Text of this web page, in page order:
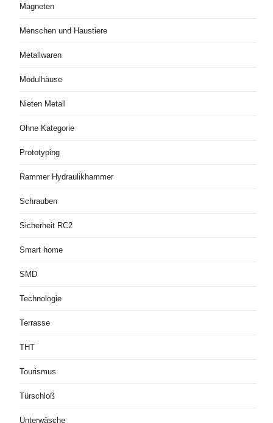
Magneten
Menschen und Haustiere
Metallwaren
Modulhäuse
Nieten Metall
Ohne Kategorie
Prototyping
Rammer Hydraulikhammer
Schrauben
Sicherheit RC2
Smart home
SMD
Technologie
Terrasse
THT
Tourismus
Türschloß
Unterwäsche